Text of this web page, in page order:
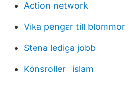
Action network
Vika pengar till blommor
Stena lediga jobb
Könsroller i islam